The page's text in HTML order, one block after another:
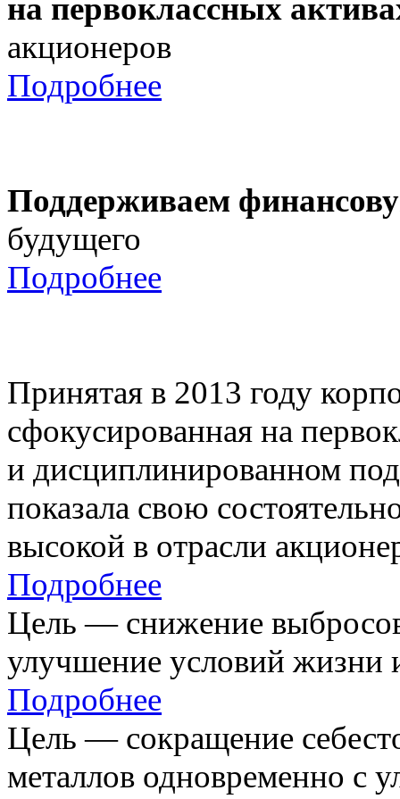
на первоклассных
акционеров
Подробнее
Поддерживаем
будущего
Подробнее
Принятая в 2013 году
сфокусированная на
и дисциплинированном
показала свою
высокой в отрасли
Подробнее
Цель — снижение
улучшение условий жизни
Подробнее
Цель — сокращение
металлов одновременно с